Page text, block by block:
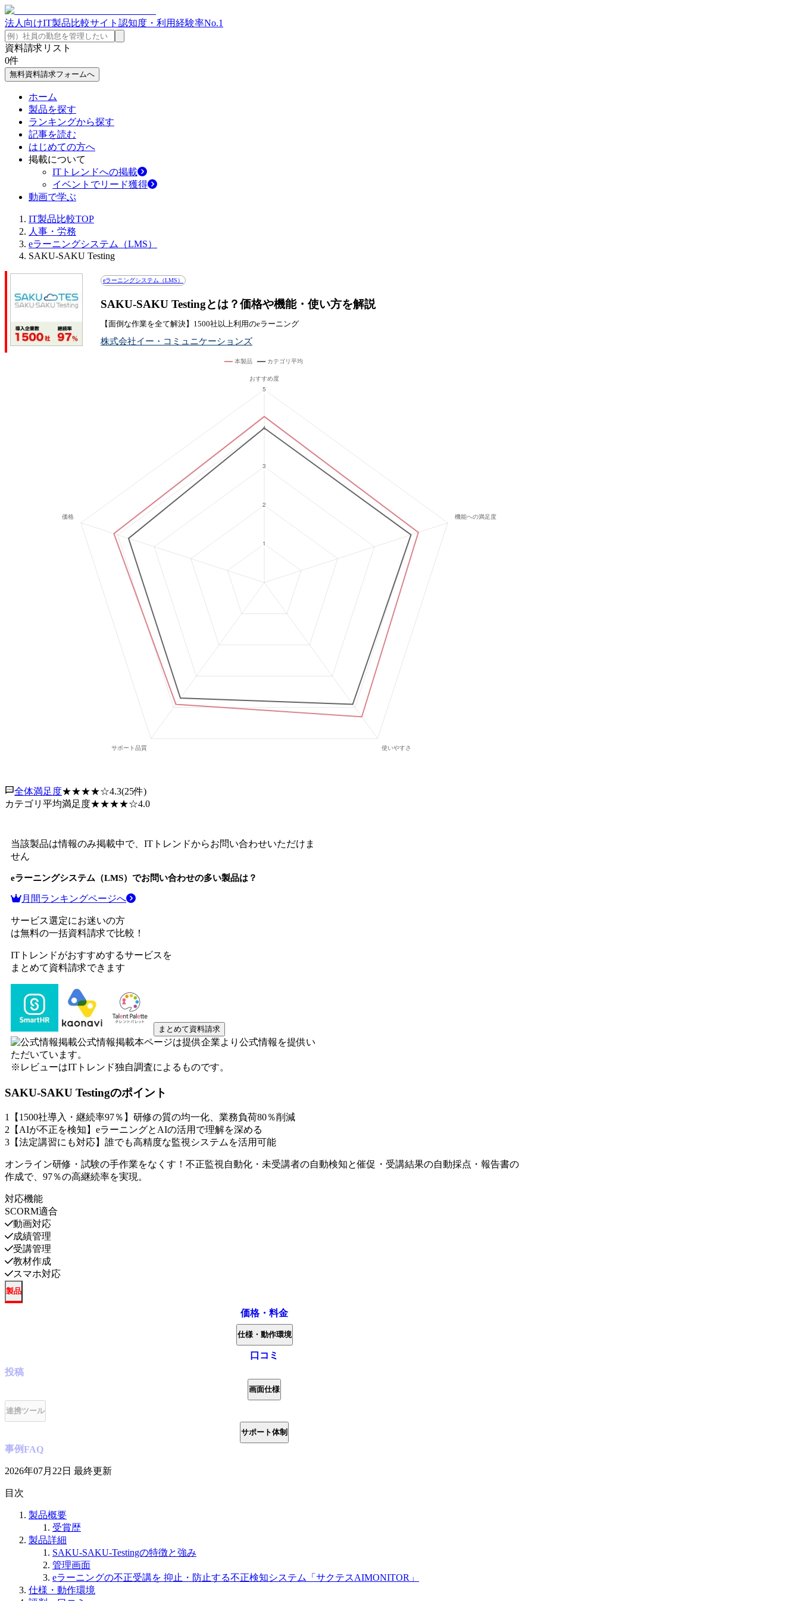
法人向けIT製品比較サイト 認知度・利用経験率No.1
資料請求リスト
0件
無料資料請求フォームへ
ホーム
製品を探す
ランキングから探す
記事を読む
はじめての方へ
掲載について
ITトレンドへの掲載
イベントでリード獲得
動画で学ぶ
IT製品比較TOP
人事・労務
eラーニングシステム（LMS）
SAKU-SAKU Testing
eラーニングシステム（LMS）
SAKU-SAKU Testingとは？価格や機能・使い方を解説
【面倒な作業を全て解決】1500社以上利用のeラーニング
株式会社イー・コミュニケーションズ
全体満足度★★★★☆4.3(25件)
カテゴリ平均満足度★★★★☆4.0
当該製品は情報のみ掲載中で、ITトレンドからお問い合わせいただけま
せん
eラーニングシステム（LMS） でお問い合わせの多い製品は？
月間ランキングページへ
サービス選定にお迷いの方
は無料の一括資料請求で比較！
ITトレンドがおすすめするサービスを
まとめて資料請求できます
まとめて資料請求
公式情報掲載本ページは提供企業より公式情報を提供い
ただいています。
※レビューはITトレンド独自調査によるものです。
SAKU-SAKU Testingのポイント
1 【1500社導入・継続率97％】研修の質の均一化、業務負荷80％削減
2 【AIが不正を検知】eラーニングとAIの活用で理解を深める
3 【法定講習にも対応】誰でも高精度な監視システムを活用可能
オンライン研修・試験の手作業をなくす！不正監視自動化・未受講者の自動検知と催促・受講結果の自動採点・報告書の
作成で、97％の高継続率を実現。
対応機能
SCORM適合
動画対応
成績管理
受講管理
教材作成
スマホ対応
製品
価格・料金
仕様・動作環境
口コミ
投稿
画面仕様
連携ツール
サポート体制
事例FAQ
2026年07月22日 最終更新
目次
製品概要
受賞歴
製品詳細
SAKU-SAKU-Testingの特徴と強み
管理画面
eラーニングの不正受講を 抑止・防止する不正検知システム「サクテスAIMONITOR」
仕様・動作環境